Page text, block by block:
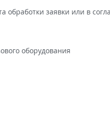
обработки заявки или в
оборудования